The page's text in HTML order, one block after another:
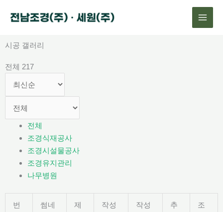
로
너
시공 갤러리
전체 217
전체
조경식재공사
조경시설물공사
조경유지관리
나무병원
번
썸네
제
작성
작성
추
조